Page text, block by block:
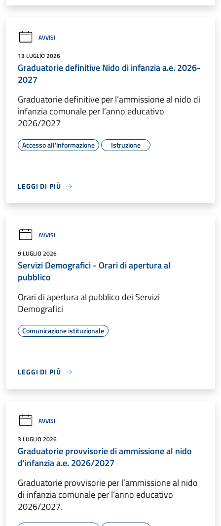
AVVISI
13 LUGLIO 2026
Graduatorie definitive Nido di infanzia a.e. 2026-
2027
Graduatorie definitive per l’ammissione al nido di
infanzia comunale per l’anno educativo
2026/2027
Accesso all'informazione Istruzione
LEGGI DI PIÙ
AVVISI
9 LUGLIO 2026
Servizi Demografici - Orari di apertura al
pubblico
Orari di apertura al pubblico dei Servizi
Demografici
Comunicazione istituzionale
LEGGI DI PIÙ
AVVISI
3 LUGLIO 2026
Graduatorie provvisorie di ammissione al nido
d'infanzia a.e. 2026/2027
Graduatorie provvisorie per l’ammissione al nido
di infanzia comunale per l’anno educativo
2026/2027.